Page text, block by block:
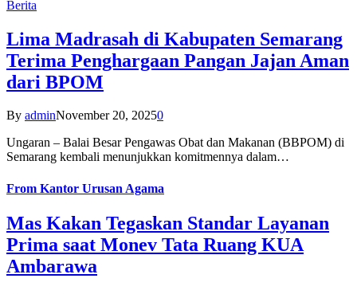
Berita
Lima Madrasah di Kabupaten Semarang
Terima Penghargaan Pangan Jajan Aman
dari BPOM
By adminNovember 20, 20250
Ungaran – Balai Besar Pengawas Obat dan Makanan (BBPOM) di
Semarang kembali menunjukkan komitmennya dalam…
From Kantor Urusan Agama
Mas Kakan Tegaskan Standar Layanan
Prima saat Monev Tata Ruang KUA
Ambarawa